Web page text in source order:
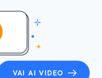
VAI AI VIDEO